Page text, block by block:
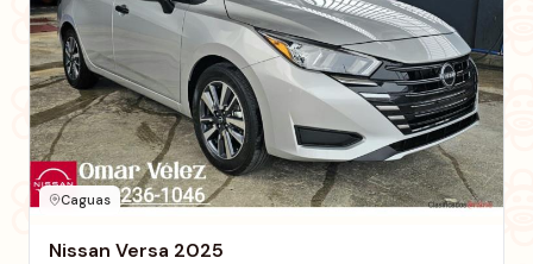
Caguas
Nissan Versa 2025